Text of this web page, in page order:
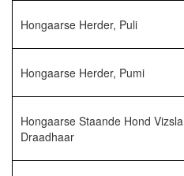
Hongaarse Herder, Puli
Hongaarse Herder, Pumi
Hongaarse Staande Hond Vizsla
Draadhaar